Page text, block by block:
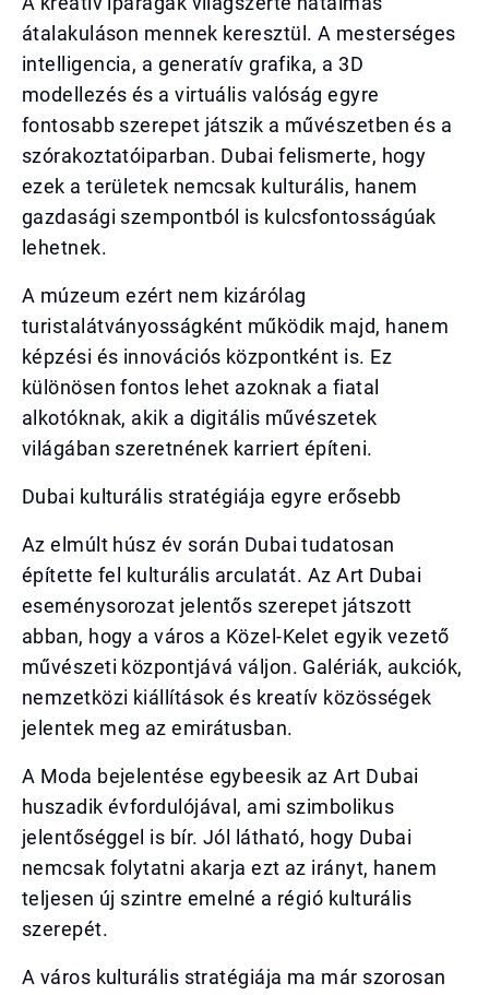
átalakuláson mennek keresztül. A mesterséges
intelligencia, a generatív grafika, a 3D
modellezés és a virtuális valóság egyre
fontosabb szerepet játszik a művészetben és a
szórakoztatóiparban. Dubai felismerte, hogy
ezek a területek nemcsak kulturális, hanem
gazdasági szempontból is kulcsfontosságúak
lehetnek.
A múzeum ezért nem kizárólag
turistalátványosságként működik majd, hanem
képzési és innovációs központként is. Ez
különösen fontos lehet azoknak a fiatal
alkotóknak, akik a digitális művészetek
világában szeretnének karriert építeni.
Dubai kulturális stratégiája egyre erősebb
Az elmúlt húsz év során Dubai tudatosan
építette fel kulturális arculatát. Az Art Dubai
eseménysorozat jelentős szerepet játszott
abban, hogy a város a Közel-Kelet egyik vezető
művészeti központjává váljon. Galériák, aukciók,
nemzetközi kiállítások és kreatív közösségek
jelentek meg az emirátusban.
A Moda bejelentése egybeesik az Art Dubai
huszadik évfordulójával, ami szimbolikus
jelentőséggel is bír. Jól látható, hogy Dubai
nemcsak folytatni akarja ezt az irányt, hanem
teljesen új szintre emelné a régió kulturális
szerepét.
A város kulturális stratégiája ma már szorosan